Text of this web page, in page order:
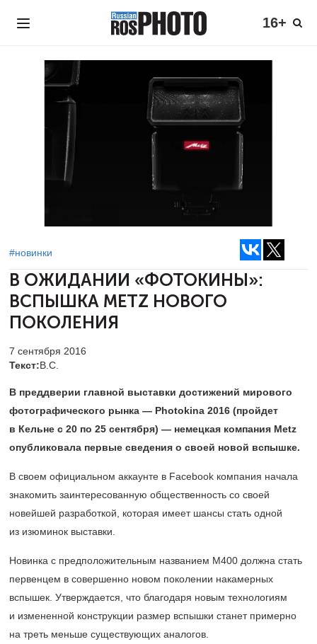
16+
#новинки
В ОЖИДАНИИ «ФОТОКИНЫ»:
ВСПЫШКА METZ НОВОГО
ПОКОЛЕНИЯ
7 сентября 2016
Текст:В.С.
В преддверии главной выставки достижений мирового
фотографического рынка — Photokina 2016 (пройдет
в Кельне с 20 по 25 сентября) — немецкая компания Metz
опубликовала первые сведения о своей новой вспышке.
В своем официальном аккаунте в Facebook компания начала
знакомить заинтересованную общественность со своей
новейшей разработкой, которая имеет шансы стать одной
из изюминок выставки.
Новинка с предположительным названием М400 должна стать
первенцем в совершенно новом поколении накамерных
вспышек. Утверждается, что благодаря новым технологиям
и измененной конструкции размер вспышки станет примерно
на треть меньше существующих аналогов.